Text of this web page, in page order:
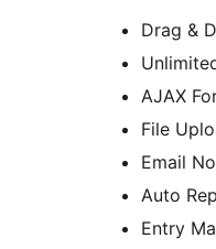
Drag &
AJAX
File
Email
Auto
Entry